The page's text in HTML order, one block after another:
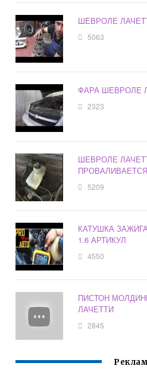
ШЕВРОЛЕ
5063
ФАРА ШЕВРОЛЕ
2323
ШЕВРОЛЕ
5209
КАТУШКА
1.6 АРТИКУЛ
4550
ПИСТОН
ЛАЧЕТТИ
2845